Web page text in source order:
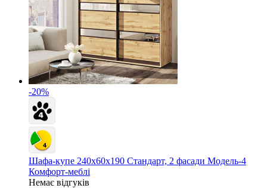
-20%
Шафа-купе 240х60х190 Стандарт, 2 фасади Модель-4
Комфорт-меблі
Немає відгуків